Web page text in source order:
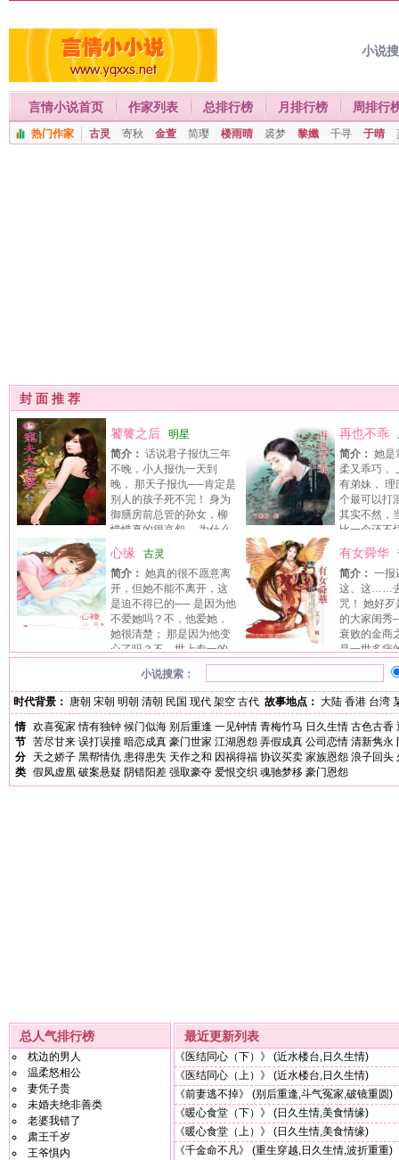
小说
言情小说首页 作家列表 总排行榜 月排行榜 周排行
热门作家 古灵 寄秋 金萱 简璎 楼雨晴 裘梦 黎孅 千寻 于晴
封 面 推 荐
饕餮之后
明星
简介： 话说君子报仇三年
不晚，小人报仇一天到
晚， 那天子报仇──肯定是
别人的孩子死不完！ 身为
御膳房前总管的孙女，柳
惜惜真的很哀怨， 为什么
要放著肚皮饱饱、脑袋空空的米虫日子不过……
再也不乖
简介： 她是
柔又乖巧，
有弟妹， 理
个最可以打
其实不然，
比一个还不
时， 身为章家老三的她，竟成了
赖的支柱！ 这到底是好是坏？
说，她有个圣母属性， 一家子兄
她的圣母属性， 毫无愧疚地过著
地厚的富家子生活； 亲朋好友因
性， 恣意而畅快地予取予求，全
何物！ 啊，原来，是她惯坏了
没有重来这回事， 谁知道，在她
年的生命后， 她竟……重回十七
啊，好个天真烂漫的青春年华，
这一回呢？ 也许，她可以……不
美”……
心缘
古灵
简介： 她真的很不愿意离
开，但她不能不离开，这
是迫不得已的── 是因为他
不爱她吗？不，他爱她，
她很清楚； 那是因为他变
心了吗？不，世上专一的
男人并不多，她的丈夫正好是其中之一； 或是
因为他不是个好男人？不，他是个真正的好男
人，想挑出缺点都不容易。 这也不是，那也不
是，究竟是为什么呢？ 认真说来，问题并不在
他身上，而是在她身上── 因为她不爱他吗？
不，她爱他，在分别前的一刻，她终于确定她最
爱的人就是他； 那是因为她变心了吗？不，她
并没有变心，她最爱的始终是他。 这也不是，
那也不是，到底是为什么呢？ 因为……她的“心
有女舜华
简介： 一
这、这……
咒！ 她好
的大家闺
衰败的金商
是一世多病
闺秀。 但，她一生良善，待人客
做过坏事、也从没害过人， 虽絮
她这代绝后，可也该给她个好死
人喊打呀。 她一点也不想要变成
虽说她现在真的很壮……比北瑭
壮！ 可这样顶著一张绝美容颜，
而后快啊！ 走在大街上，有人拿
床上，家乐集体谋害她…… 哇
子教她怎么过呀！ 原来名门富户
小说搜索：
时代背景： 唐朝 宋朝 明朝 清朝 民国 现代 架空 古代 故事地点： 大陆 香港 台湾
情
节
分
类
欢喜冤家 情有独钟 候门似海 别后重逢 一见钟情 青梅竹马 日久生情 古色古香
苦尽甘来 误打误撞 暗恋成真 豪门世家 江湖恩怨 弄假成真 公司恋情 清新隽永
天之娇子 黑帮情仇 患得患失 天作之和 因祸得福 协议买卖 家族恩怨 浪子回头
假凤虚凰 破案悬疑 阴错阳差 强取豪夺 爱恨交织 魂驰梦移 豪门恩怨
总人气排行榜
枕边的男人
温柔怒相公
妻凭子贵
未婚夫绝非善类
老婆我错了
肃王千岁
王爷惧内
最近更新列表
《医结同心（下）》
(近水楼台,日久生情)
《医结同心（上）》
(近水楼台,日久生情)
《前妻逃不掉》
(别后重逢,斗气冤家,破镜重圆)
《暖心食堂（下）》
(日久生情,美食情缘)
《暖心食堂（上）》
(日久生情,美食情缘)
《千金命不凡》
(重生穿越,日久生情,波折重重)